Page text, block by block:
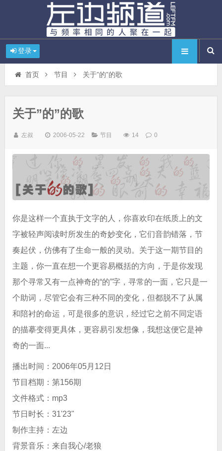
登录
首页 节目 关于”的”的歌
关于”的”的歌
左叔 2006-05-22 节目 14 0
你是这样一个直执于文字的人，你喜欢印在纸质上的文
字被轻声阅读时所发生的奇妙变化，它们音韵错落，节
奏起伏，仿佛有了生命一般的灵动。关于这一期节目的
主题，你一直在想一个更容易概括的方向，于是你发现
那个寻常又有一点神奇的“的”字，寻常的一面，它只是一
个助词，尽管它会有三种不同的变化，但都脱不了从属
和陪衬的命运，可是很多的意识，经过它之前不同定语
的描摹变得更具体，更容易引发想像，我想这便它是神
奇的一面...
播出时间：2006年05月12日
节目档期：第156期
文件格式：mp3
节日时长：31'23"
制作主持：左边
背景音乐：来自我心/老狼